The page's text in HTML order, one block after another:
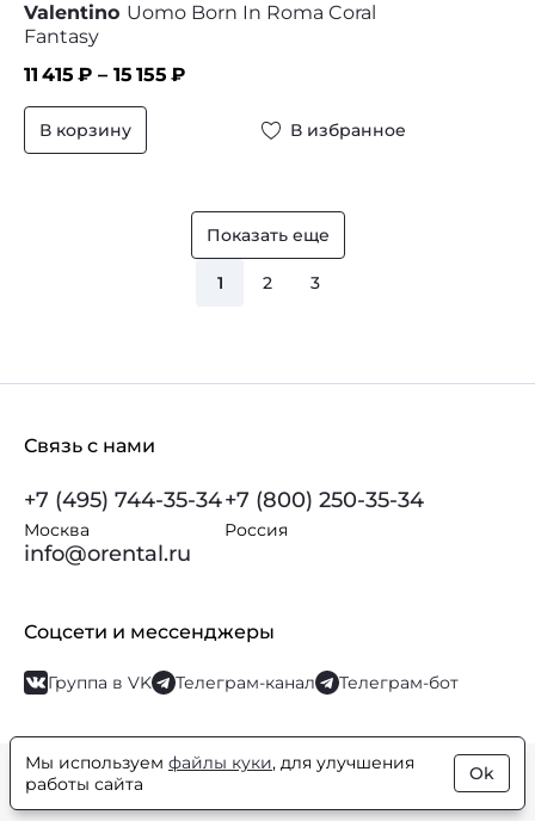
Valentino Uomo Born In Roma Coral
Fantasy
11 415 ₽ – 15 155 ₽
В корзину В избранное
Показать еще
1 2 3
Связь с нами
+7 (495) 744-35-34
Москва
+7 (800) 250-35-34
Россия
info@orental.ru
Соцсети и мессенджеры
Группа в VK Телеграм-канал Телеграм-бот
© Orental.ru 2007–2026Интернет-магазин парфюмерии и
косметики
Мы используем файлы куки, для улучшения
работы сайта
Ok